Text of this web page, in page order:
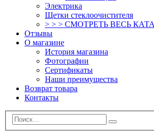
Электрика
Щетки стеклоочистителя
> > > СМОТРЕТЬ ВЕСЬ
Отзывы
О магазине
История магазина
Фотографии
Сертификаты
Наши преимущества
Возврат товара
Контакты